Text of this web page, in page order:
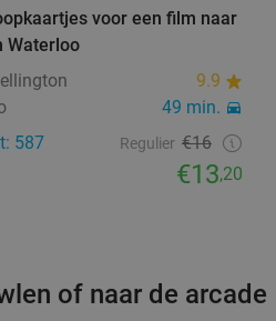
voor een film naar
Waterloo
9.9
49 min.
587
Regulier €16
€13,20
of naar de arcade